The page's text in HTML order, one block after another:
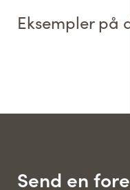
Eksempler på
Send en